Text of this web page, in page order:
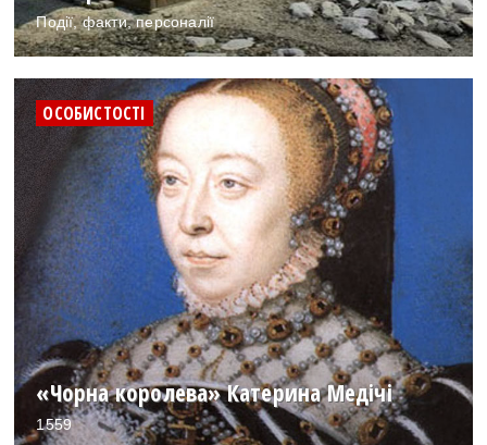
Події, факти, персоналії
ОСОБИСТОСТІ
«Чорна королева» Катерина Медічі
1559